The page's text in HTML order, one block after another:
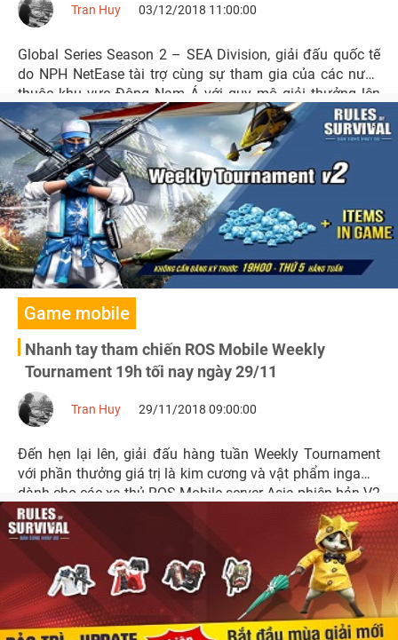
Tran Huy 03/12/2018 11:00:00
Global Series Season 2 – SEA Division, giải đấu quốc tế
do NPH NetEase tài trợ cùng sự tham gia của các nước
thuộc khu vực Đông Nam Á với quy mô giải thưởng lên
đến 110.000 USD đã chính thức kết thúc vòng loại. Qua
đó những cái tên xuất sắc nhất tham dự vào vòng chung
kết đã lộ diện.
Game mobile
Nhanh tay tham chiến ROS Mobile Weekly
Tournament 19h tối nay ngày 29/11
Tran Huy 29/11/2018 09:00:00
Đến hẹn lại lên, giải đấu hàng tuần Weekly Tournament
với phần thưởng giá trị là kim cương và vật phẩm ingame
dành cho các xạ thủ ROS Mobile server Asia phiên bản V2
vào 19h tối thứ 5